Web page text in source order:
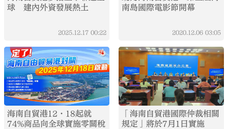
球 建內外資發展熱土
2025.12.17 00:22
南島國際電影節開幕
2020.12.06 03:05
海南自貿港12·18起就
74%商品向全球實施零關稅
「海南自貿港國際仲裁相關
規定」將於7月1日實施